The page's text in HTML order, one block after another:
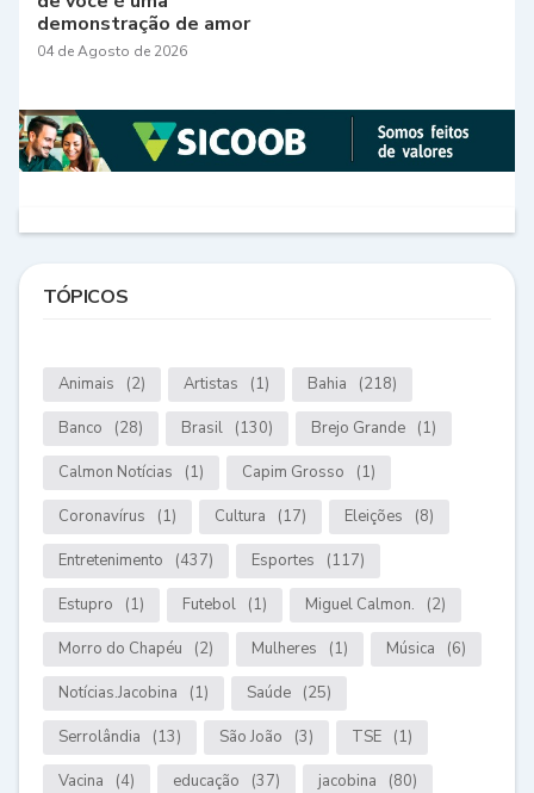
demonstração de amor
04 de Agosto de 2026
TÓPICOS
Animais (2) Artistas (1) Bahia (218)
Banco (28) Brasil (130) Brejo Grande (1)
Calmon Notícias (1) Capim Grosso (1)
Coronavírus (1) Cultura (17) Eleições (8)
Entretenimento (437) Esportes (117)
Estupro (1) Futebol (1) Miguel Calmon. (2)
Morro do Chapéu (2) Mulheres (1) Música (6)
Notícias.Jacobina (1) Saúde (25)
Serrolândia (13) São João (3) TSE (1)
Vacina (4) educação (37) jacobina (80)